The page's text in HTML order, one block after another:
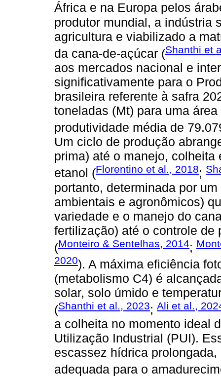
África e na Europa pelos
produtor mundial, a indústria
agricultura e viabilizado a
da cana-de-açúcar (Shanthi et
aos mercados nacional e
significativamente para o
brasileira referente à safra
toneladas (Mt) para uma
produtividade média de
Um ciclo de produção
prima) até o manejo,
etanol (Florentino et al., 2018;
portanto, determinada por
ambientais e agronômicos)
variedade e o manejo do
fertilização) até o controle de
(Monteiro & Sentelhas, 2014;
2020). A máxima eficiência
(metabolismo C4) é
solar, solo úmido e
(Shanthi et al., 2023; Ali et al.,
a colheita no momento ideal
Utilização Industrial (PUI).
escassez hídrica
adequada para o